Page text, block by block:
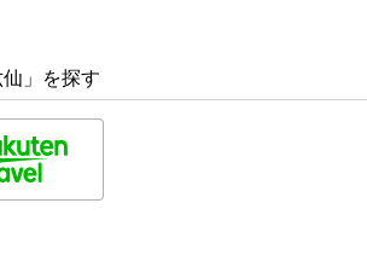
」を探す